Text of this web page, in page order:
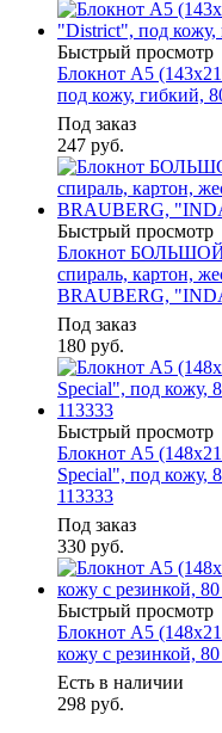
Быстрый просмотр
Блокнот А5
под кожу, гибкий,
Под заказ
247 руб.
Быстрый просмотр
Блокнот
спираль, картон,
BRAUBERG,
Под заказ
180 руб.
Быстрый просмотр
Блокнот А5
Special", под кожу,
113333
Под заказ
330 руб.
Быстрый просмотр
Блокнот А5
кожу с резинкой,
Есть в наличии
298 руб.